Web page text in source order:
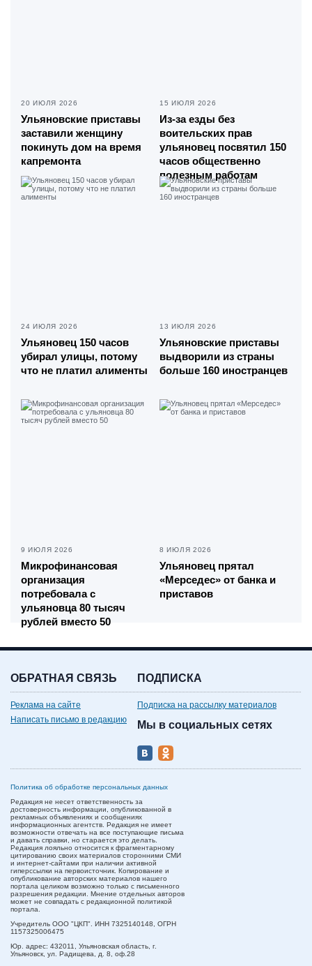
20 ИЮЛЯ 2026
Ульяновские приставы
заставили женщину
покинуть дом на время
капремонта
15 ИЮЛЯ 2026
Из-за езды без
воительских прав
ульяновец посвятил 150
часов общественно
полезным работам
24 ИЮЛЯ 2026
Ульяновец 150 часов
убирал улицы, потому
что не платил алименты
13 ИЮЛЯ 2026
Ульяновские приставы
выдворили из страны
больше 160 иностранцев
9 ИЮЛЯ 2026
Микрофинансовая
организация
потребовала с
ульяновца 80 тысяч
рублей вместо 50
8 ИЮЛЯ 2026
Ульяновец прятал
«Мерседес» от банка и
приставов
ОБРАТНАЯ СВЯЗЬ
Реклама на сайте
Написать письмо в редакцию
ПОДПИСКА
Подписка на рассылку материалов
Мы в социальных сетях
Политика об обработке персональных данных
Редакция не несет ответственность за
достоверность информации, опубликованной в
рекламных объявлениях и сообщениях
информационных агентств. Редакция не имеет
возможности отвечать на все поступающие письма
и давать справки, но старается это делать.
Редакция лояльно относится к фрагментарному
цитированию своих материалов сторонними СМИ
и интернет-сайтами при наличии активной
гиперссылки на первоисточник. Копирование и
опубликование авторских материалов нашего
портала целиком возможно только с письменного
разрешения редакции. Мнение отдельных авторов
может не совпадать с редакционной политикой
портала.
Учредитель ООО "ЦКП". ИНН 7325140148, ОГРН
1157325006475
Юр. адрес: 432011, Ульяновская область, г.
Ульяновск, ул. Радищева, д. 8, оф.28